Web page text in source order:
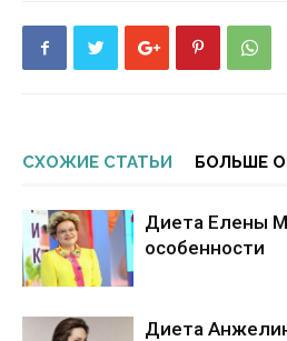
СХОЖИЕ СТАТЬИ БОЛЬШЕ
Диета Елены
особенности
Диета